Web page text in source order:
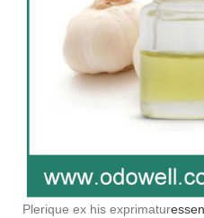
Plerique ex his exprimatur